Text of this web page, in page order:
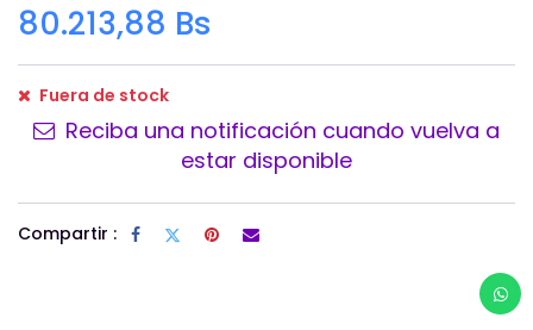
80.213,88 Bs
Fuera de stock
Reciba una notificación cuando vuelva a
estar disponible
Compartir :